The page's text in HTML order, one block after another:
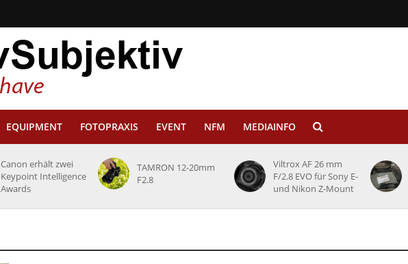
EQUIPMENT FOTOPRAXIS EVENT NFM MEDIAINFO
Canon erhält zwei
Keypoint Intelligence
Awards
TAMRON 12-20mm
F2.8
Viltrox AF 26 mm
F/2.8 EVO für Sony E-
und Nikon Z-Mount